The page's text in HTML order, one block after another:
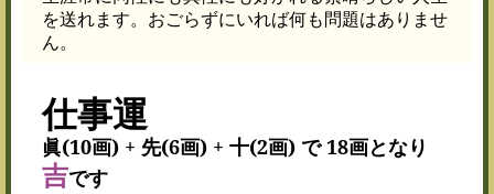
を送れます。おごらずにいれば何も問題はありませ
ん。
仕事運
眞(10画) + 先(6画) + 十(2画) で 18画となり
吉です